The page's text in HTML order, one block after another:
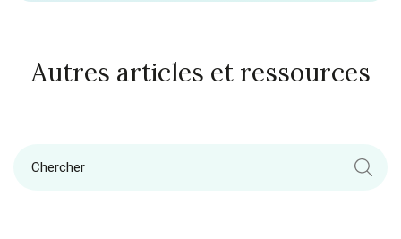
Autres articles et ressources